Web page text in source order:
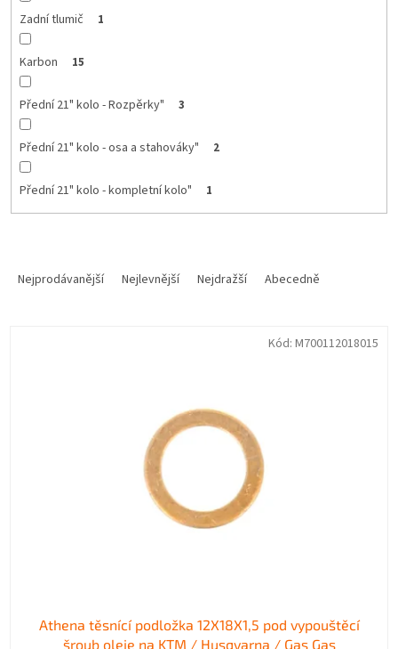
Zadní tlumič 1
Karbon 15
Přední 21" kolo - Rozpěrky" 3
Přední 21" kolo - osa a stahováky" 2
Přední 21" kolo - kompletní kolo" 1
Nejprodávanější Nejlevnější Nejdražší Abecedně
Athena těsnící podložka 12X18X1,5 pod vypouštěcí
šroub oleje na KTM / Husqvarna / Gas Gas
Kód: M700112018015